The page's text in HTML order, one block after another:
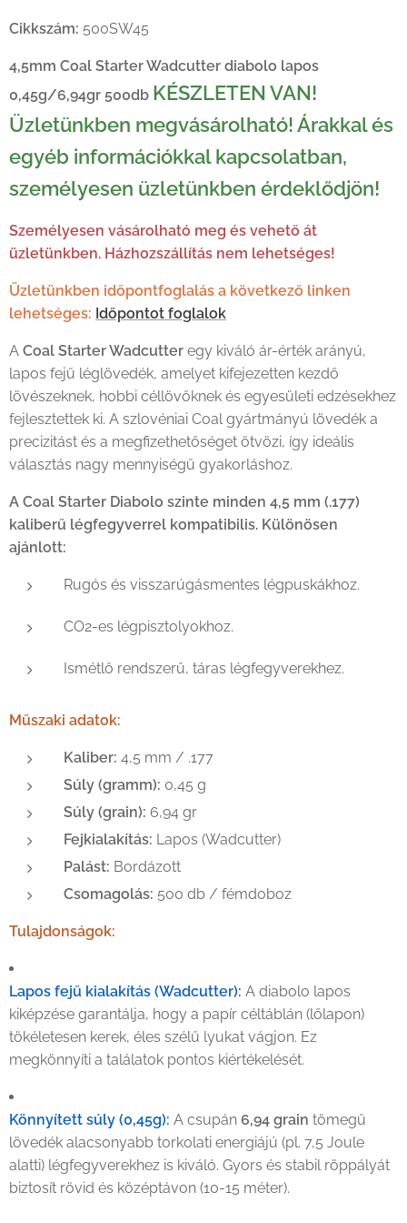
aposfeju-4-5mm-leglovedek-coal-starter
Cikkszám: 500SW45
4,5mm Coal Starter Wadcutter diabolo lapos
0,45g/6,94gr 500db KÉSZLETEN VAN!
Üzletünkben megvásárolható! Árakkal és
egyéb információkkal kapcsolatban,
személyesen üzletünkben érdeklődjön!
Személyesen vásárolható meg és vehető át
üzletünkben. Házhozszállítás nem lehetséges!
Üzletünkben időpontfoglalás a következő linken
lehetséges: Időpontot foglalok
A Coal Starter Wadcutter egy kiváló ár-érték arányú,
lapos fejű léglövedék, amelyet kifejezetten kezdő
lövészeknek, hobbi céllövőknek és egyesületi edzésekhez
fejlesztettek ki. A szlovéniai Coal gyártmányú lövedék a
precizitást és a megfizethetőséget ötvözi, így ideális
választás nagy mennyiségű gyakorláshoz.
A Coal Starter Diabolo szinte minden 4,5 mm (.177)
kaliberű légfegyverrel kompatibilis. Különösen
ajánlott:
Rugós és visszarúgásmentes légpuskákhoz.
CO2-es légpisztolyokhoz.
Ismétlő rendszerű, táras légfegyverekhez.
Műszaki adatok:
Kaliber: 4,5 mm / .177
Súly (gramm): 0,45 g
Súly (grain): 6,94 gr
Fejkialakítás: Lapos (Wadcutter)
Palást: Bordázott
Csomagolás: 500 db / fémdoboz
Tulajdonságok:
Lapos fejű kialakítás (Wadcutter): A diabolo lapos
kiképzése garantálja, hogy a papír céltáblán (lőlapon)
tökéletesen kerek, éles szélű lyukat vágjon. Ez
megkönnyíti a találatok pontos kiértékelését.
Könnyített súly (0,45g): A csupán 6,94 grain tömegű
lövedék alacsonyabb torkolati energiájú (pl. 7,5 Joule
alatti) légfegyverekhez is kiváló. Gyors és stabil röppályát
biztosít rövid és középtávon (10-15 méter).